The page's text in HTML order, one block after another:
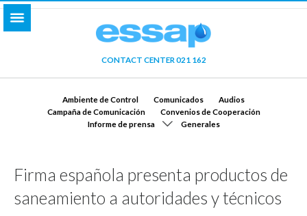
CONTACT CENTER 021 162
Ambiente de Control Comunicados
Audios
Campaña de Comunicación
Convenios de Cooperación
Informe de prensa
Generales
Firma española presenta productos de
saneamiento a autoridades y técnicos